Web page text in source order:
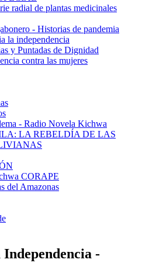
radial de plantas medicinales
- Historias de pandemia
la independencia
y Puntadas de Dignidad
contra las mujeres
- Radio Novela Kichwa
LA REBELDÍA DE LAS
CORAPE
del Amazonas
-